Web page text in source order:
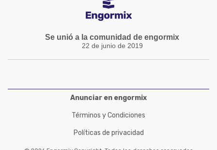
Se unió a la comunidad de engormix
22 de junio de 2019
Anunciar en engormix
Términos y Condiciones
Políticas de privacidad